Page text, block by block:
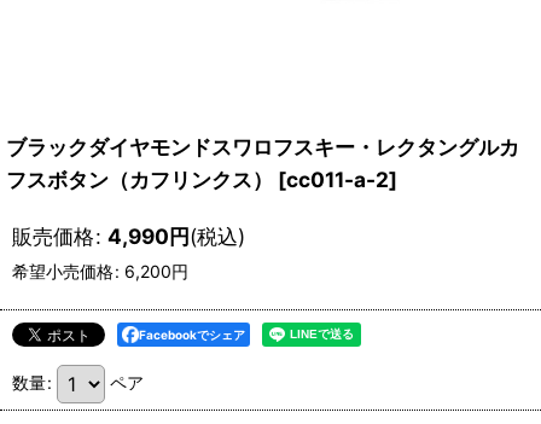
ブラックダイヤモンドスワロフスキー・レクタングルカ
フスボタン（カフリンクス）
[cc011-a-2]
販売価格: 4,990円(税込)
希望小売価格: 6,200円
Facebookでシェア
数量: ペア